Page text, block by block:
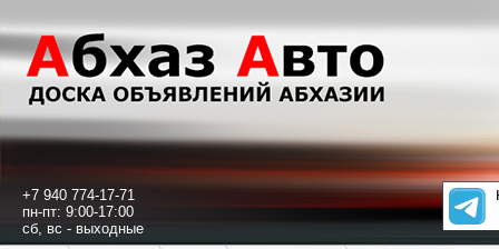
+7 940 774-17-71
пн-пт: 9:00-17:00
сб, вс - выходные